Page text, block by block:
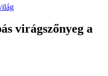
virágszőnyeg a